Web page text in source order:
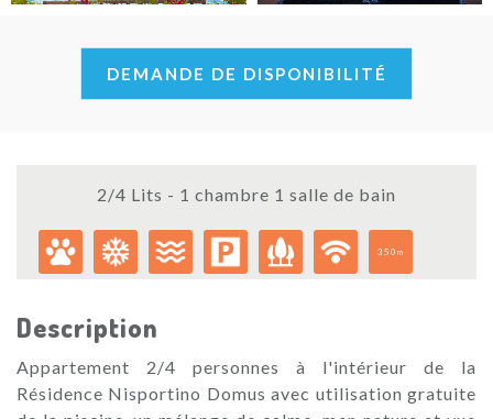
DEMANDE DE DISPONIBILITÉ
2/4 Lits - 1 chambre 1 salle de bain
350m
Description
Appartement 2/4 personnes à l'intérieur de la
Résidence Nisportino Domus avec utilisation gratuite